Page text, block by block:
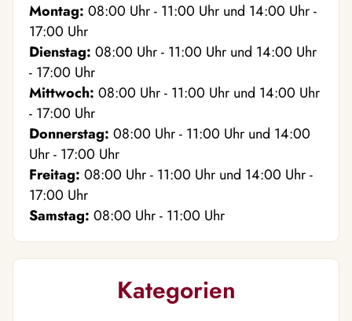
Montag: 08:00 Uhr- 11:00 Uhr und 14:00 Uhr-
17:00 Uhr
Dienstag: 08:00 Uhr- 11:00 Uhr und 14:00 Uhr
- 17:00 Uhr
Mittwoch: 08:00 Uhr- 11:00 Uhr und 14:00 Uhr
- 17:00 Uhr
Donnerstag: 08:00 Uhr- 11:00 Uhr und 14:00
Uhr- 17:00 Uhr
Freitag: 08:00 Uhr- 11:00 Uhr und 14:00 Uhr-
17:00 Uhr
Samstag: 08:00 Uhr- 11:00 Uhr
Kategorien